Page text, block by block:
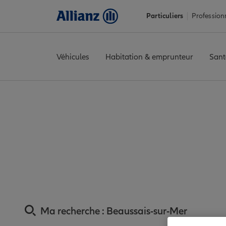
Particuliers
Véhicules Habitation & emprunteur
Ma recherche : Beaussais-sur-Mer